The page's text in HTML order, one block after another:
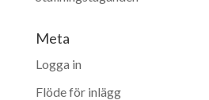
Meta
Logga in
Flöde för inlägg